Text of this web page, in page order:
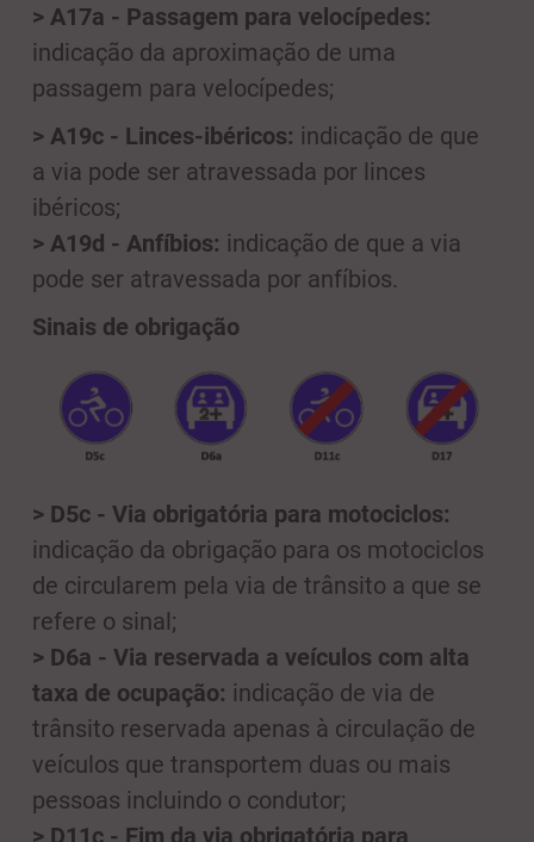
> A17a - Passagem para velocípedes:
indicação da aproximação de uma
passagem para velocípedes;
> A19c - Linces-ibéricos: indicação de que
a via pode ser atravessada por linces
ibéricos;
> A19d - Anfíbios: indicação de que a via
pode ser atravessada por anfíbios.
Sinais de obrigação
> D5c - Via obrigatória para motociclos:
indicação da obrigação para os motociclos
de circularem pela via de trânsito a que se
refere o sinal;
> D6a - Via reservada a veículos com alta
taxa de ocupação: indicação de via de
trânsito reservada apenas à circulação de
veículos que transportem duas ou mais
pessoas incluindo o condutor;
> D11c - Fim da via obrigatória para